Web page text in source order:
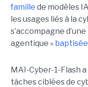
famille de modèles
les usages liés à la
s’accompagne
agentique »
MAI-Cyber-1-Flash
tâches ciblées de